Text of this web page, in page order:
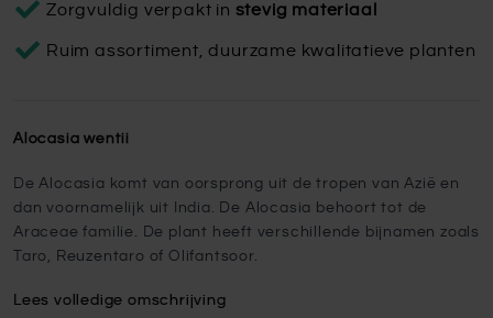
Zorgvuldig verpakt in stevig materiaal
Ruim assortiment, duurzame kwalitatieve planten
Alocasia wentii
De Alocasia komt van oorsprong uit de tropen van Azië en
dan voornamelijk uit India. De Alocasia behoort tot de
Araceae familie. De plant heeft verschillende bijnamen zoals
Taro, Reuzentaro of Olifantsoor.
Lees volledige omschrijving